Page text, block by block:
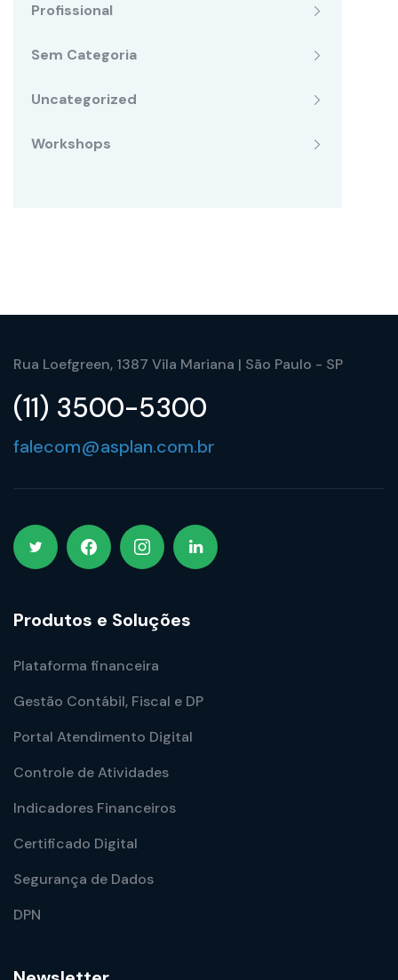
Profissional
Sem Categoria
Uncategorized
Workshops
Rua Loefgreen, 1387 Vila Mariana | São Paulo - SP
(11) 3500-5300
falecom@asplan.com.br
Produtos e Soluções
Plataforma financeira
Gestão Contábil, Fiscal e DP
Portal Atendimento Digital
Controle de Atividades
Indicadores Financeiros
Certificado Digital
Segurança de Dados
DPN